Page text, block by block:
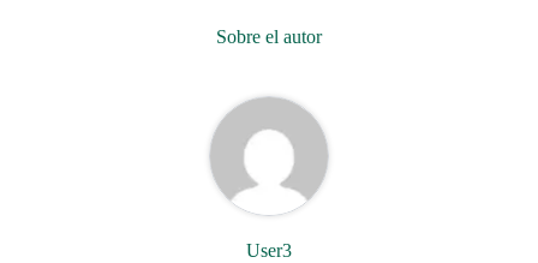
Sobre el autor
User3